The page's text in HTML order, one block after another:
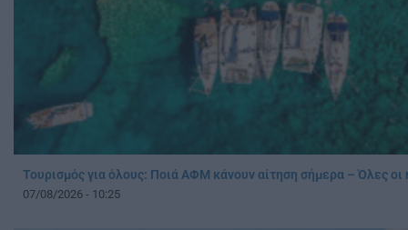
Τουρισμός για όλους: Ποιά ΑΦΜ κάνουν αίτηση σήμερα – Όλες οι
07/08/2026 - 10:25